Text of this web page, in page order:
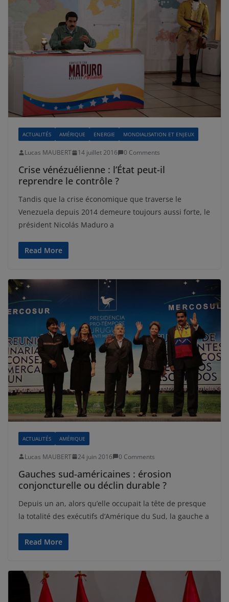
ACTUALITÉS AMÉRIQUE ENERGIE MONDIALISATION ET ENJEUX
Lucas MAUBERT 14 juillet 2016 0 Comments
Crise vénézuélienne : l’État peut-il
reprendre le contrôle ?
Tandis que la crise économique que traverse le
Venezuela depuis 2014 demeure toujours aussi forte, le
président Nicolás Maduro a
Read More
ACTUALITÉS AMÉRIQUE
Lucas MAUBERT 24 juin 2016 0 Comments
Gauches sud-américaines : érosion
conjoncturelle ou déclin durable ?
Depuis un an, alors qu’elle occupait la tête de presque
la totalité des exécutifs d’Amérique du Sud, la gauche a
Read More